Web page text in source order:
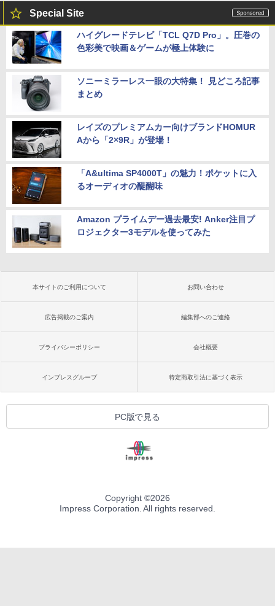
Special Site
ハイグレードテレビ「TCL Q7D Pro」。圧巻の
色彩美で映画＆ゲームが極上体験に
ソニーミラーレス一眼の大特集！ 見どころ記事
まとめ
レイズのプレミアムカー向けブランドHOMUR
Aから「2×9R」が登場！
「A&ultima SP4000T」の魅力！ポケットに入
るオーディオの醍醐味
Amazon プライムデー過去最安! Anker注目プ
ロジェクター3モデルを使ってみた
本サイトのご利用について お問い合わせ
広告掲載のご案内 編集部へのご連絡
プライバシーポリシー 会社概要
インプレスグループ 特定商取引法に基づく表示
PC版で見る
Copyright ©2026
Impress Corporation. All rights reserved.